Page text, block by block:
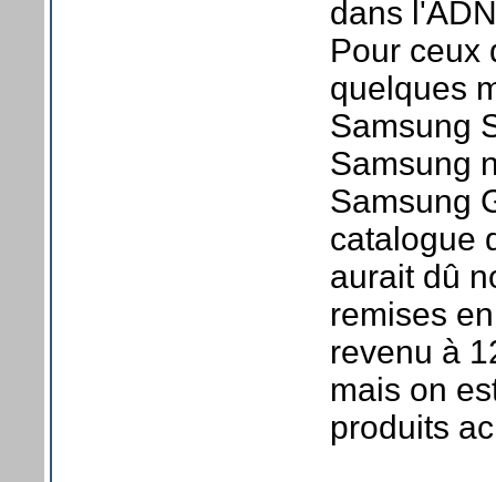
dans
Pour ceux
quelques
Samsung
Samsung
Samsung
catalogue
aurait dû
remises
revenu à
mais on
produits